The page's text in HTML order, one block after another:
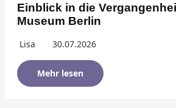
Einblick in die
Museum Berlin
Lisa 30.07.2026
Mehr lesen